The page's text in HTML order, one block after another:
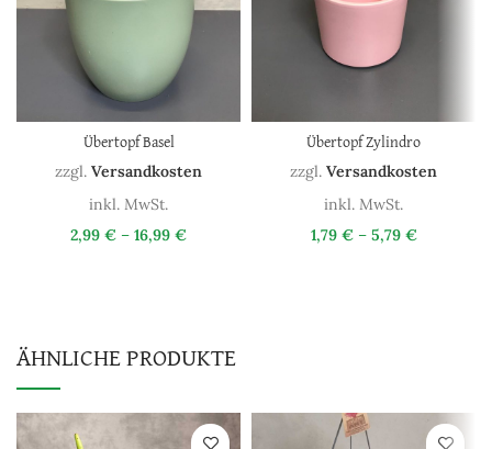
Übertopf Basel
2,99 € – 16,99 €
inkl. MwSt.
zzgl. Versandkosten
Übertopf Zylindro
1,79 €– 5,79 €
inkl. MwSt.
zzgl. Versandkosten
ÄHNLICHE PRODUKTE